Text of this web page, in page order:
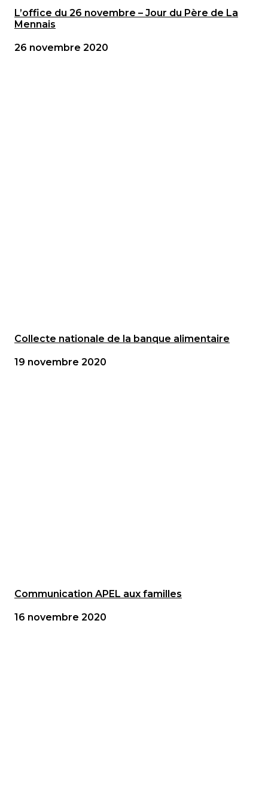
L’office du 26 novembre – Jour du Père de La
Mennais
26 novembre 2020
Collecte nationale de la banque alimentaire
19 novembre 2020
Communication APEL aux familles
16 novembre 2020